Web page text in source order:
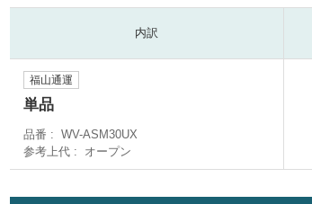
内訳
福山通運
単品
品番
WV-ASM30UX
参考上代
オープン